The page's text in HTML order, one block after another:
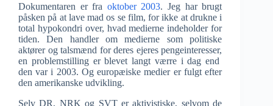
Dokumentaren er fra oktober 2003. Jeg har brugt
påsken på at lave mad os se film, for ikke at drukne i
total hypokondri over, hvad medierne indeholder for
tiden. Den handler om medierne som politiske
aktører og talsmænd for deres ejeres pengeinteresser,
en problemstilling er blevet langt værre i dag end
den var i 2003. Og europæiske medier er fulgt efter
den amerikanske udvikling.
Selv DR, NRK og SVT er aktivistiske, selvom de